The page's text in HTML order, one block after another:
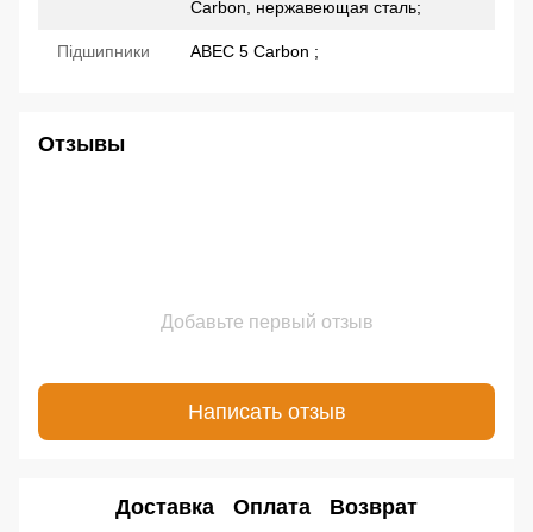
Carbon, нержавеющая сталь;
Підшипники АВЕС 5 Carbon ;
Отзывы
Добавьте первый отзыв
Написать отзыв
Доставка Оплата Возврат